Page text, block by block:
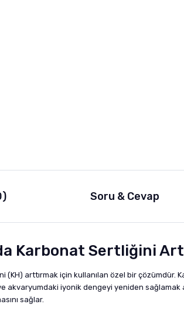
Soru & Cevap
Karbonat Sertliğini
arttırmak için kullanılan özel bir çözümdür.
iyonik dengeyi yeniden sağlamak
sağlar.